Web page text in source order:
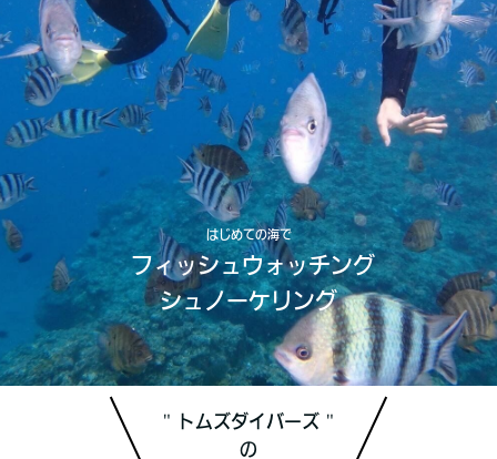
はじめての海で
フィッシュウォッチング
シュノーケリング
" トムズダイバーズ "
の